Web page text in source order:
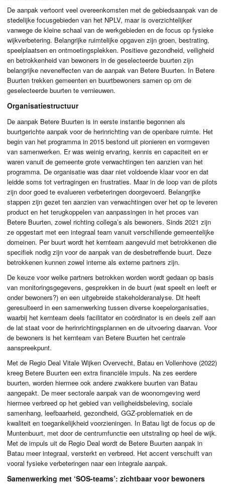
De aanpak vertoont veel overeenkomsten met de gebiedsaanpak van de
stedelijke focusgebieden van het NPLV, maar is overzichtelijker
vanwege de kleine schaal van de werkgebieden en de focus op fysieke
wijkverbetering. Belangrijke ruimtelijke opgaven zijn groen, bestrating,
speelplaatsen en ontmoetingsplekken. Positieve gezondheid, veiligheid
en betrokkenheid van bewoners in de geselecteerde buurten zijn
belangrijke neveneffecten van de aanpak van Betere Buurten. In Betere
Buurten trekken gemeenten en buurtbewoners samen op om de
geselecteerde buurten te vernieuwen.
Organisatiestructuur
De aanpak Betere Buurten is in eerste instantie begonnen als
buurtgerichte aanpak voor de herinrichting van de openbare ruimte. Het
begin van het programma in 2015 bestond uit pionieren en vormgeven
van samenwerken. Er was weinig ervaring, kennis en capaciteit en er
waren vanuit de gemeente grote verwachtingen ten aanzien van het
programma. De organisatie was daar niet voldoende klaar voor en dat
leidde soms tot vertragingen en frustraties. Maar in de loop van de pilots
zijn door goed te evalueren verbeteringen doorgevoerd. Belangrijke
stappen zijn gezet ten aanzien van verwachtingen over het op te leveren
product en het terugkoppelen van aanpassingen in het proces van
Betere Buurten, zowel richting collega’s als bewoners. Sinds 2021 zijn
ze opgestart met een integraal team vanuit verschillende gemeentelijke
domeinen. Per buurt wordt het kernteam aangevuld met betrokkenen die
specifiek nodig zijn voor de aanpak van de desbetreffende buurt. Deze
betrokkenen kunnen zowel interne als externe partners zijn.
De keuze voor welke partners betrokken worden wordt gedaan op basis
van monitoringsgegevens, gesprekken in de buurt (wat speelt en leeft er
onder bewoners?) en een uitgebreide stakeholderanalyse. Dit heeft
geresulteerd in een samenwerking tussen diverse koepelorganisaties,
waarbij het kernteam deels facilitator en coördinator is en deels zelf aan
de lat staat voor de herinrichtingsplannen en de uitvoering daarvan. Voor
de bewoners is het kernteam van Betere Buurten het centrale
aanspreekpunt.
Met de Regio Deal Vitale Wijken Overvecht, Batau en Vollenhove (2022)
kreeg Betere Buurten een extra financiële impuls. Na zes eerdere
buurten, worden hiermee ook andere zwakkere buurten van Batau
aangepakt. De meer sectorale aanpak van de woonomgeving werd
hiermee verbreed op het gebied van veiligheidsbeleving, sociale
samenhang, leefbaarheid, gezondheid,GGZ-problematiek en de
kwaliteit en toegankelijkheid voorzieningen. In Batau ligt de focus op de
Muntenbuurt, met door de centrumfunctie een uitstraling op heel de wijk.
Met de impuls uit de Regio Deal wordt de Betere Buurten aanpak in
Batau meer integraal, versterkt en verbreed. Het accent verschuift van
vooral fysieke verbeteringen naar een integrale aanpak.
Samenwerking met ‘SOS-teams’: zichtbaar voor bewoners